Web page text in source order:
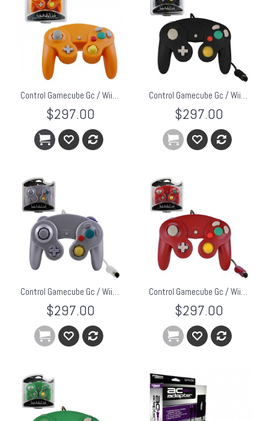
Control Gamecube Gc / Wii TTX Naranja
$297.00
Control Gamecube Gc / Wii TTX Negro
$297.00
Control Gamecube Gc / Wii TTX Plata
$297.00
Control Gamecube Gc / Wii TTX Rojo
$297.00